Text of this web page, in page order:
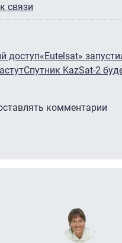
связи
доступ«Eutelsat»
Спутник KazSat-2
комментарии